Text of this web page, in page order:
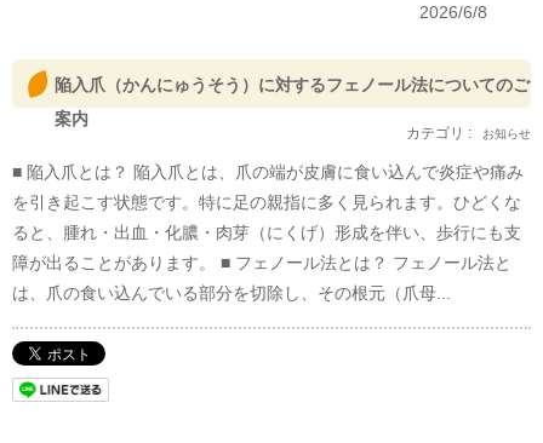
2026/6/8
陥入爪（かんにゅうそう）に対するフェノール法についてのご
案内
カテゴリ : お知らせ
■ 陥入爪とは？ 陥入爪とは、爪の端が皮膚に食い込んで炎症や痛み
を引き起こす状態です。特に足の親指に多く見られます。ひどくな
ると、腫れ・出血・化膿・肉芽（にくげ）形成を伴い、歩行にも支
障が出ることがあります。 ■ フェノール法とは？ フェノール法と
は、爪の食い込んでいる部分を切除し、その根元（爪母...